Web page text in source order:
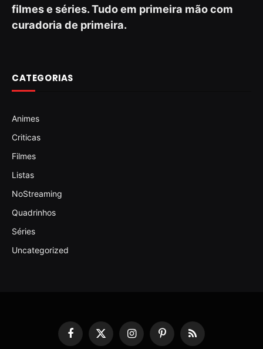
filmes e séries. Tudo em primeira mão com
curadoria de primeira.
CATEGORIAS
Animes
Criticas
Filmes
Listas
NoStreaming
Quadrinhos
Séries
Uncategorized
Facebook
X
InstagramPinterestRSS